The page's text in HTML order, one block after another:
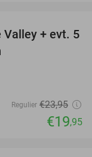
17%
Valley + evt. 5
Regulier €23,95
€19,95